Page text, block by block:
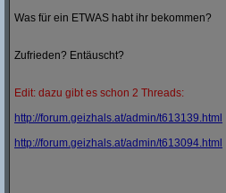
Was für ein ETWAS habt ihr bekommen?
Zufrieden? Entäuscht?
Edit: dazu gibt es schon 2 Threads:
http://forum.geizhals.at/admin/t613139.html
http://forum.geizhals.at/admin/t613094.html